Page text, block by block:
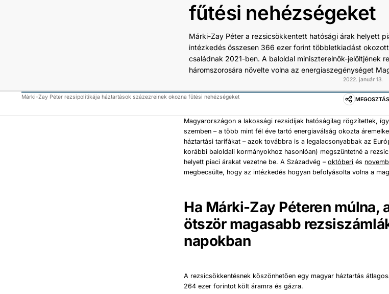
fűtési nehézségeket
Márki-Zay Péter a rezsicsökkentett hatósági árak helyett
intézkedés összesen 366 ezer forint többletkiadást
családnak 2021-ben. A baloldal miniszterelnök-jelöltjének
háromszorosára növelte volna az energiaszegénységet
2022. január 13.
Márki-Zay Péter rezsipolitikája háztartások százezreinek okozna fűtési nehézségeket MEGOSZTÁS
Magyarországon a lakossági rezsidíjak hatóságilag rögzítettek,
szemben – a több mint fél éve tartó energiaválság okozta
háztartási tarifákat – azok továbbra is a legalacsonyabbak az
korábbi baloldali kormányokhoz hasonlóan) megszüntetné a
helyett piaci árakat vezetne be. A Századvég –októberi és
megbecsülte, hogy az intézkedés hogyan befolyásolta volna a
Ha Márki-Zay Péteren múlna,
ötször magasabb
napokban
A rezsicsökkentésnek köszönhetően egy magyar háztartás
264 ezer forintot költ áramra és gázra.